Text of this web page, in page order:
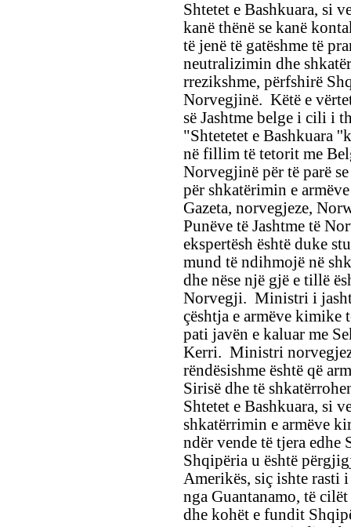
Shtetet e Bashkuara, si
kanë thënë se kanë
të jenë të gatëshme të
neutralizimin dhe
rrezikshme, përfshirë
Norvegjinë. Këtë e
së Jashtme belge i cili i
"Shtetetet e Bashkuara
në fillim të tetorit me
Norvegjinë për të parë
për shkatërimin e
Gazeta, norvegjeze,
Punëve të Jashtme të
ekspertësh është duke
mund të ndihmojë në
dhe nëse një gjë e tillë
Norvegji. Ministri i
çështja e armëve kimike
pati javën e kaluar me
Kerri. Ministri norvegjez
rëndësishme është që
Sirisë dhe të
Shtetet e Bashkuara, si
shkatërrimin e armëve
ndër vende të tjera edhe
Shqipëria u është
Amerikës, siç ishte rasti
nga Guantanamo, të
dhe kohët e fundit